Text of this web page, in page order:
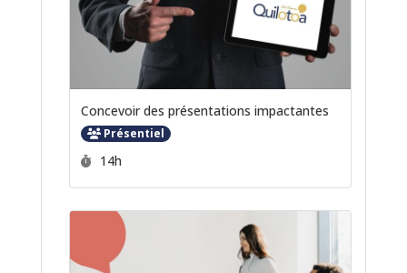
Concevoir des présentations impactantes
Présentiel
Durée :
14h